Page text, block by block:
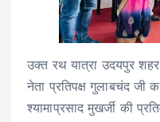
उक्त रथ यात्रा उदयपुर
नेता प्रतिपक्ष गुलाबचंद जी
श्यामाप्रसाद मुखर्जी की